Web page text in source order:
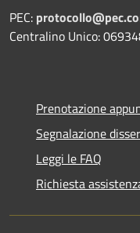
PEC:
Centralino Unico:
Prenotazione
Segnalazione
Leggi le FAQ
Richiesta